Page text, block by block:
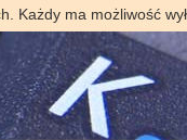
ma możliwość